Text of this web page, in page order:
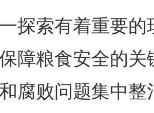
索有着重要的
障粮食安全的
腐败问题集中